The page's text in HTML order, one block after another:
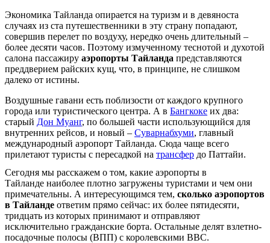
Экономика Тайланда опирается на туризм и в девяноста
случаях из ста путешественники в эту страну попадают,
совершив перелет по воздуху, нередко очень длительный –
более десяти часов. Поэтому измученному теснотой и духотой
салона пассажиру аэропорты Тайланда представляются
преддверием райских кущ, что, в принципе, не слишком
далеко от истины.
Воздушные гавани есть поблизости от каждого крупного
города или туристического центра. А в Бангкоке их два:
старый Дон Муанг, по большей части использующийся для
внутренних рейсов, и новый – Суварнабхуми, главный
международный аэропорт Тайланда. Сюда чаще всего
прилетают туристы с пересадкой на трансфер до Паттайи.
Сегодня мы расскажем о том, какие аэропорты в
Тайланде наиболее плотно загружены туристами и чем они
примечательны. А интересующимся тем, сколько аэропортов
в Тайланде ответим прямо сейчас: их более пятидесяти,
тридцать из которых принимают и отправляют
исключительно гражданские борта. Остальные делят взлетно-
посадочные полосы (ВПП) с королевскими ВВС.